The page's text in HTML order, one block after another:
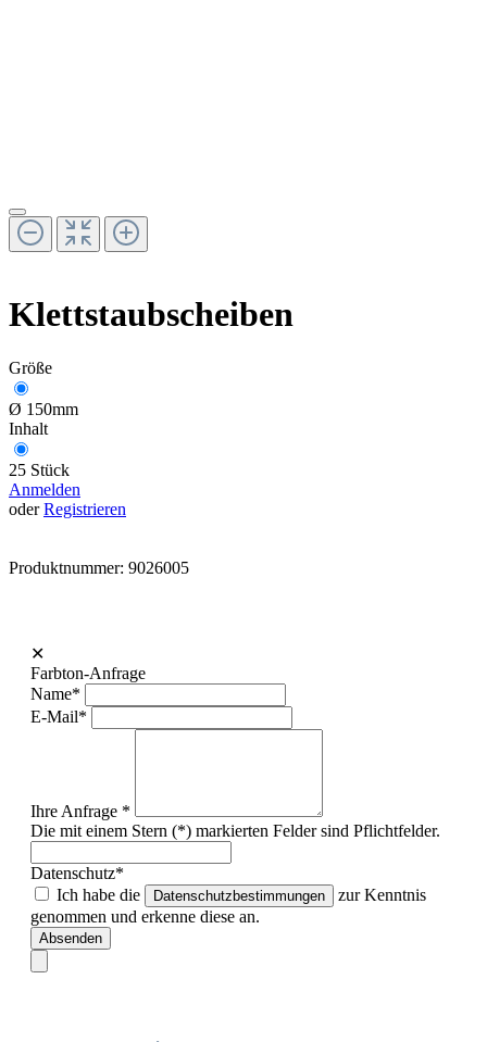
Klettstaubscheiben
Größe
Ø 150mm
Inhalt
25 Stück
Anmelden
oderRegistrieren
Produktnummer: 9026005
✕
Farbton-Anfrage
Name*
E-Mail*
Ihre Anfrage *
Die mit einem Stern (*) markierten Felder sind Pflichtfelder.
Datenschutz*
Ich habe die
Datenschutzbestimmungen
zur Kenntnis
genommen und erkenne diese an.
Absenden